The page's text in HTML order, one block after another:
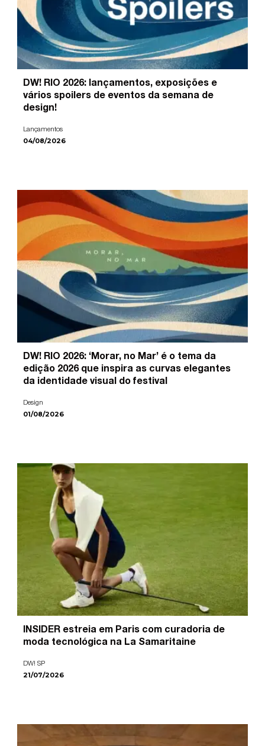
DW! RIO 2026: lançamentos, exposições e
vários spoilers de eventos da semana de
design!
Lançamentos
04/08/2026
DW! RIO 2026: ‘Morar, no Mar’ é o tema da
edição 2026 que inspira as curvas elegantes
da identidade visual do festival
Design
01/08/2026
INSIDER estreia em Paris com curadoria de
moda tecnológica na La Samaritaine
DW! SP
21/07/2026